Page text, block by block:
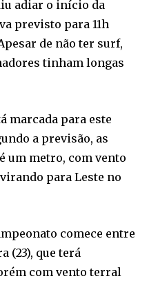
adiar o início da
previsto para 11h
de não ter surf,
tinham longas
marcada para este
a previsão, as
um metro, com vento
para Leste no
comece entre
(23), que terá
com vento terral